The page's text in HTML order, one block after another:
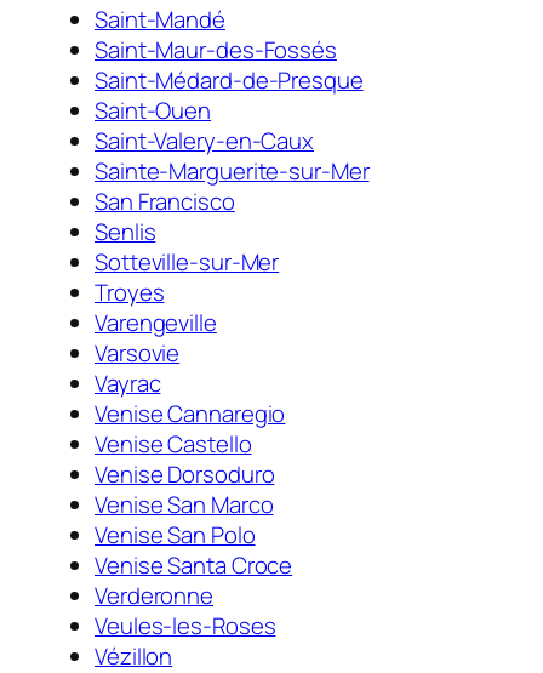
Saint-Mandé
Saint-Maur-des-Fossés
Saint-Médard-de-Presque
Saint-Ouen
Saint-Valery-en-Caux
Sainte-Marguerite-sur-Mer
San Francisco
Senlis
Sotteville-sur-Mer
Troyes
Varengeville
Varsovie
Vayrac
Venise Cannaregio
Venise Castello
Venise Dorsoduro
Venise San Marco
Venise San Polo
Venise Santa Croce
Verderonne
Veules-les-Roses
Vézillon